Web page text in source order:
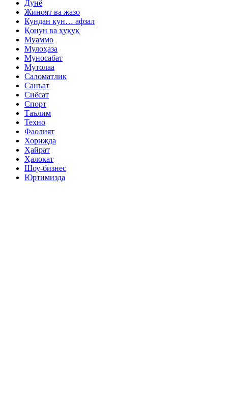
Дунё
Жиноят ва жазо
Кундан кун… афзал
Қонун ва ҳуқуқ
Муаммо
Мулоҳаза
Муносабат
Мутолаа
Саломатлик
Санъат
Сиёсат
Спорт
Таълим
Техно
Фаолият
Хорижда
Ҳайрат
Ҳалокат
Шоу-бизнес
Юртимизда